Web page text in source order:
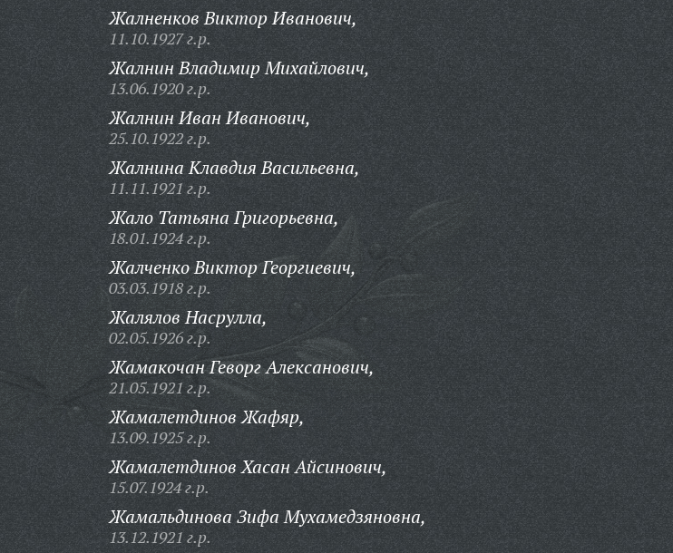
Жалненков Виктор Иванович,
11.10.1927 г.р.
Жалнин Владимир Михайлович,
13.06.1920 г.р.
Жалнин Иван Иванович,
25.10.1922 г.р.
Жалнина Клавдия Васильевна,
11.11.1921 г.р.
Жало Татьяна Григорьевна,
18.01.1924 г.р.
Жалченко Виктор Георгиевич,
03.03.1918 г.р.
Жалялов Насрулла,
02.05.1926 г.р.
Жамакочан Геворг Алексанович,
21.05.1921 г.р.
Жамалетдинов Жафяр,
13.09.1925 г.р.
Жамалетдинов Хасан Айсинович,
15.07.1924 г.р.
Жамальдинова Зифа Мухамедзяновна,
13.12.1921 г.р.